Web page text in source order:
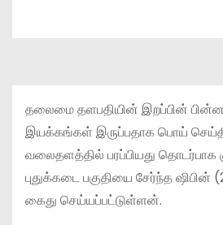
தலைமை தளபதியின் இறப்பின்
இயக்கங்கள் இருப்பதாக பொய்
வலைதளத்தில் பரப்பியது தொடர்பாக
புதுக்கடை பகுதியை சேர்ந்த
கைது செய்யப்பட்டுள்ளன்.